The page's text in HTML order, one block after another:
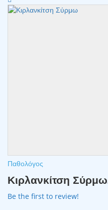
Παθολόγος
Κιρλανκίτση
Be the first to review!